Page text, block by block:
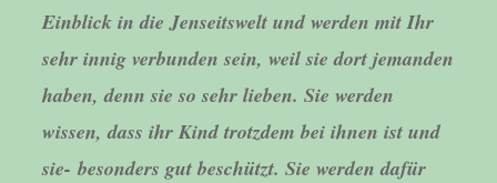
Einblick in die Jenseitswelt und werden mit Ihr
sehr innig verbunden sein, weil sie dort jemanden
haben, denn sie so sehr lieben. Sie werden
wissen, dass ihr Kind trotzdem bei ihnen ist und
sie- besonders gut beschützt. Sie werden dafür